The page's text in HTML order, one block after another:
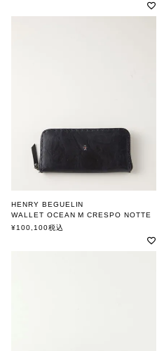
HENRY BEGUELIN
WALLET OCEAN M CRESPO NOTTE
OMINO
¥100,100税込